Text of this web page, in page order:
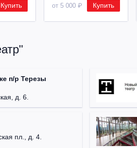
Купить от 5 000 ₽ Купить
п/р Терезы
д. 6.
пл., д. 4.